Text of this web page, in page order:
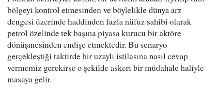
bölgeyi kontrol etmesinden ve böylelikle dünya arz
dengesi üzerinde haddinden fazla nüfuz sahibi olarak
petrol özelinde tek başına piyasa kurucu bir aktöre
dönüşmesinden endişe etmektedir. Bu senaryo
gerçekleştiği taktirde bir uzaylı istilasına nasıl cevap
vermemiz gerekirse o şekilde askeri bir müdahale haliyle
masaya gelir.